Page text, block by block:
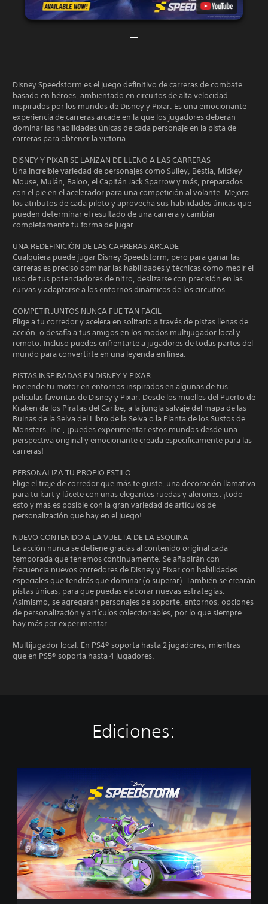
Disney Speedstorm es el juego definitivo de carreras de combate
basado en héroes, ambientado en circuitos de alta velocidad
inspirados por los mundos de Disney y Pixar. Es una emocionante
experiencia de carreras arcade en la que los jugadores deberán
dominar las habilidades únicas de cada personaje en la pista de
carreras para obtener la victoria.
DISNEY Y PIXAR SE LANZAN DE LLENO A LAS CARRERAS
Una increíble variedad de personajes como Sulley, Bestia, Mickey
Mouse, Mulán, Baloo, el Capitán Jack Sparrow y más, preparados
con el pie en el acelerador para una competición al volante. Mejora
los atributos de cada piloto y aprovecha sus habilidades únicas que
pueden determinar el resultado de una carrera y cambiar
completamente tu forma de jugar.
UNA REDEFINICIÓN DE LAS CARRERAS ARCADE
Cualquiera puede jugar Disney Speedstorm, pero para ganar las
carreras es preciso dominar las habilidades y técnicas como medir el
uso de tus potenciadores de nitro, deslizarse con precisión en las
curvas y adaptarse a los entornos dinámicos de los circuitos.
COMPETIR JUNTOS NUNCA FUE TAN FÁCIL
Elige a tu corredor y acelera en solitario a través de pistas llenas de
acción, o desafía a tus amigos en los modos multijugador local y
remoto. Incluso puedes enfrentarte a jugadores de todas partes del
mundo para convertirte en una leyenda en línea.
PISTAS INSPIRADAS EN DISNEY Y PIXAR
Enciende tu motor en entornos inspirados en algunas de tus
películas favoritas de Disney y Pixar. Desde los muelles del Puerto de
Kraken de los Piratas del Caribe, a la jungla salvaje del mapa de las
Ruinas de la Selva del Libro de la Selva o la Planta de los Sustos de
Monsters, Inc., ¡puedes experimentar estos mundos desde una
perspectiva original y emocionante creada específicamente para las
carreras!
PERSONALIZA TU PROPIO ESTILO
Elige el traje de corredor que más te guste, una decoración llamativa
para tu kart y lúcete con unas elegantes ruedas y alerones: ¡todo
esto y más es posible con la gran variedad de artículos de
personalización que hay en el juego!
NUEVO CONTENIDO A LA VUELTA DE LA ESQUINA
La acción nunca se detiene gracias al contenido original cada
temporada que tenemos continuamente. Se añadirán con
frecuencia nuevos corredores de Disney y Pixar con habilidades
especiales que tendrás que dominar (o superar). También se crearán
pistas únicas, para que puedas elaborar nuevas estrategias.
Asimismo, se agregarán personajes de soporte, entornos, opciones
de personalización y artículos coleccionables, por lo que siempre
hay más por experimentar.
Multijugador local: En PS4® soporta hasta 2 jugadores, mientras
que en PS5® soporta hasta 4 jugadores.
Ediciones:
s
n
e
y
S
p
e
e
d
s